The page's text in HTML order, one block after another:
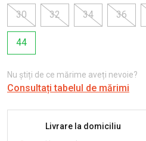
30
32 34 36
44
Nu știți de ce mărime aveți nevoie?
Consultați tabelul de mărimi
Livrare la domiciliu